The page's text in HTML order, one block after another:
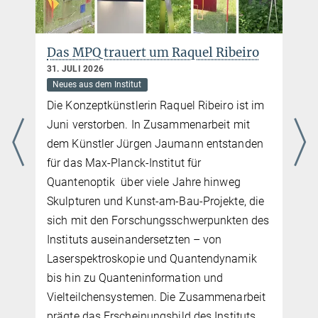
Sie finden dieses Video auf YouTube. Mit Klick auf das Bild
werden Sie dorthin weitergeleitet.
Doing your PhD at MPQ
Das MPQ trauert um Raquel Ribeiro
31. JULI 2026
Neues aus dem Institut
Die Konzeptkünstlerin Raquel Ribeiro ist im
Juni verstorben. In Zusammenarbeit mit
dem Künstler Jürgen Jaumann entstanden
für das Max-Planck-Institut für
Quantenoptik über viele Jahre hinweg
Skulpturen und Kunst-am-Bau-Projekte, die
sich mit den Forschungsschwerpunkten des
Instituts auseinandersetzten – von
Laserspektroskopie und Quantendynamik
bis hin zu Quanteninformation und
Vielteilchensystemen. Die Zusammenarbeit